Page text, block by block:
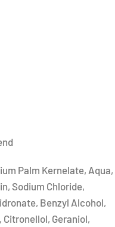
Palm Kernelate, Aqua,
Sodium Chloride,
Benzyl Alcohol,
Geraniol,